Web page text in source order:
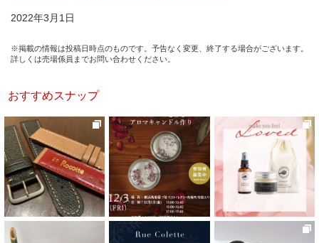
2022年3月1日
※掲載の情報は投稿日時点のものです。予告なく変更、終了する場合がございます。
詳しくは売場係員までお問い合わせください。
おすすめスナップ